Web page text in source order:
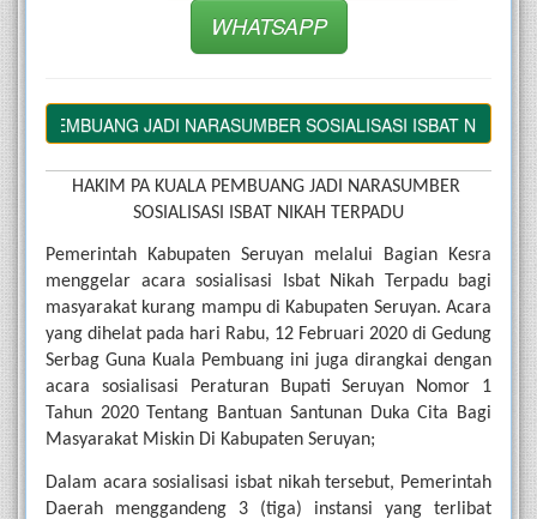
WHATSAPP
PEMBUANG JADI NARASUMBER SOSIALISASI ISBAT NIKAH
HAKIM PA KUALA PEMBUANG JADI NARASUMBER
SOSIALISASI ISBAT NIKAH TERPADU
Pemerintah Kabupaten Seruyan melalui Bagian Kesra
menggelar acara sosialisasi Isbat Nikah Terpadu bagi
masyarakat kurang mampu di Kabupaten Seruyan. Acara
yang dihelat pada hari Rabu, 12 Februari 2020 di Gedung
Serbag Guna Kuala Pembuang ini juga dirangkai dengan
acara sosialisasi Peraturan Bupati Seruyan Nomor 1
Tahun 2020 Tentang Bantuan Santunan Duka Cita Bagi
Masyarakat Miskin Di Kabupaten Seruyan;
Dalam acara sosialisasi isbat nikah tersebut, Pemerintah
Daerah menggandeng 3 (tiga) instansi yang terlibat